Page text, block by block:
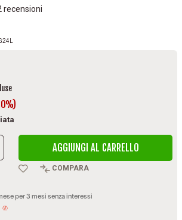
recensioni
AGGIUNGI AL CARRELLO
COMPARA
per 3 mesi senza interessi